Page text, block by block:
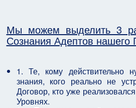
Мы можем выделить 3
Сознания Адептов нашего
1. Те, кому действительно
знания, кого реально не
Договор, кто уже
Уровнях.